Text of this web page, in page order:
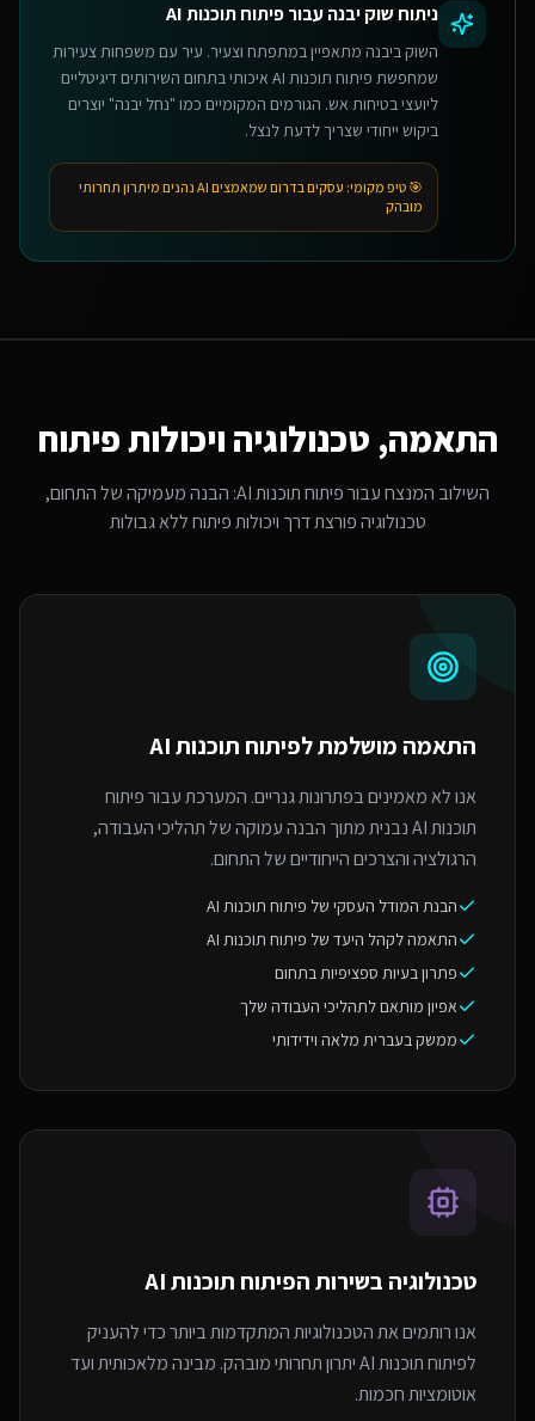
ניתוח שוקיבנהעבורפיתוח תוכנות AI
השוק ביבנה מתאפיין במתפתח וצעיר. עיר עם משפחות צעירות
שמחפשת פיתוח תוכנות AI איכותי בתחום השירותים דיגיטליים
ליועצי בטיחות אש. הגורמים המקומיים כמו "נחל יבנה" יוצרים
ביקוש ייחודי שצריך לדעת לנצל.
🎯 טיפ מקומי:
עסקים בדרום שמאמצים AI נהנים מיתרון תחרותי
מובהק
התאמה, טכנולוגיה ויכולות פיתוח
השילוב המנצח עבורפיתוח תוכנות AI
: הבנה מעמיקה של התחום,
טכנולוגיה פורצת דרך ויכולות פיתוח ללא גבולות
התאמה מושלמת לפיתוח תוכנות AI
אנו לא מאמינים בפתרונות גנריים. המערכת עבור פיתוח
תוכנות AI נבנית מתוך הבנה עמוקה של תהליכי העבודה,
הרגולציה והצרכים הייחודיים של התחום.
הבנת המודל העסקי של פיתוח תוכנות AI
התאמה לקהל היעד של פיתוח תוכנות AI
פתרון בעיות ספציפיות בתחום
אפיון מותאם לתהליכי העבודה שלך
ממשק בעברית מלאה וידידותי
טכנולוגיה בשירות הפיתוח תוכנות AI
אנו רותמים את הטכנולוגיות המתקדמות ביותר כדי להעניק
לפיתוח תוכנות AI יתרון תחרותי מובהק. מבינה מלאכותית ועד
אוטומציות חכמות.